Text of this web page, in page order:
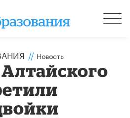
// Новость